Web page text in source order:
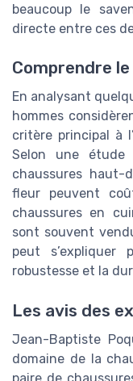
beaucoup le
directe entre ces
Comprendre
En analysant
hommes
critère principal à
Selon une étude
chaussures haut-
fleur peuvent
chaussures en
sont souvent
peut
robustesse et la
Les avis des
Jean-Baptiste
domaine de la
paire de